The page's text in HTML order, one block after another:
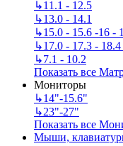
↳11.1 - 12.5
↳13.0 - 14.1
↳15.0 - 15.6 -16 -
↳17.0 - 17.3 -
↳7.1 - 10.2
Показать все
Мониторы
↳14"-15.6"
↳23"-27"
Показать все
Мыши,